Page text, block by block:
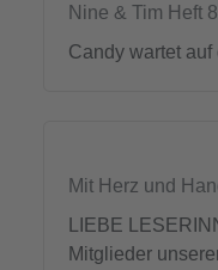
Nine & Tim Heft
Candy wartet auf
Mit Herz und
LIEBE
Mitglieder